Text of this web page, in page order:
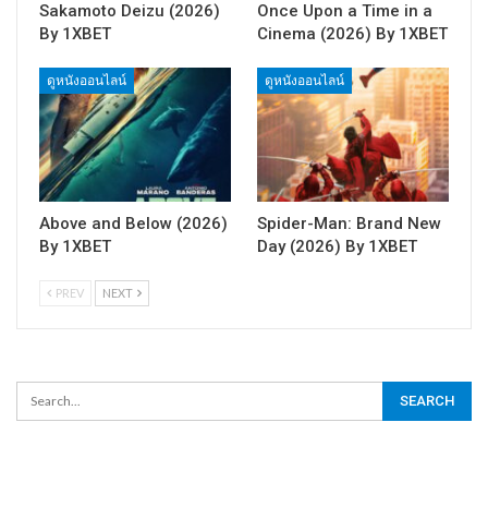
Sakamoto Deizu (2026)
By 1XBET
Once Upon a Time in a
Cinema (2026) By 1XBET
ดูหนังออนไลน์
Above and Below (2026)
By 1XBET
ดูหนังออนไลน์
Spider-Man: Brand New
Day (2026) By 1XBET
PREV NEXT